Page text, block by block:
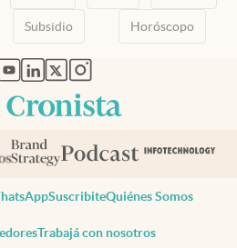
Subsidio Horóscopo
en nueva pestaña
abre en nueva pestaña
abre en nueva pestaña
abre en nueva pestaña
abre en nueva pestaña
SuscribiteQuiénes Somos
Trabajá con nosotros